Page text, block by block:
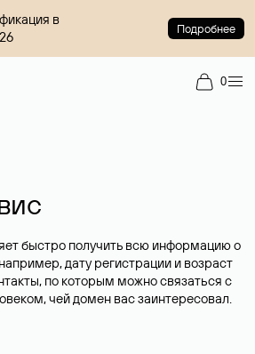
в
Подробнее
0
быстро получить всю информацию о
дату регистрации и возраст
по которым можно связаться с
чей домен вас заинтересовал.